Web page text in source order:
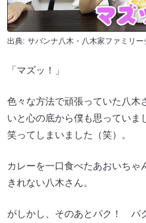
出典: サバンナ八木・八木家ファミリー
「マズッ！」
色々な方法で頑張っていた八木
いと心の底から僕も思っていま
笑ってしまいました（笑）。
カレーを一口食べたあおいちゃ
きれない八木さん。
がしかし、そのあとパク！ パ